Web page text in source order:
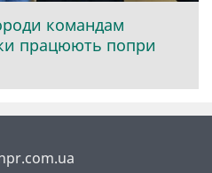
командам
працюють попри